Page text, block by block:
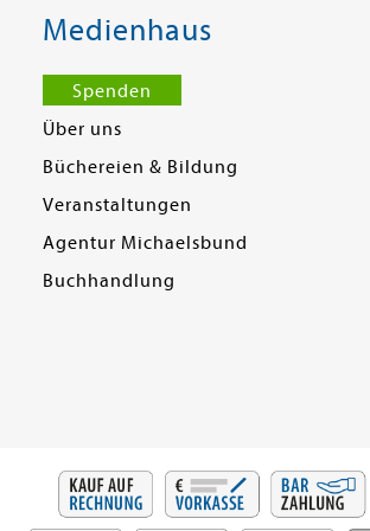
Medienhaus
Spenden
Über uns
Büchereien & Bildung
Veranstaltungen
Agentur Michaelsbund
Buchhandlung